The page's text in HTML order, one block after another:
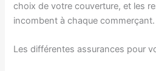
choix de votre couverture, et les
incombent à chaque commerçant.
Les différentes assurances pour